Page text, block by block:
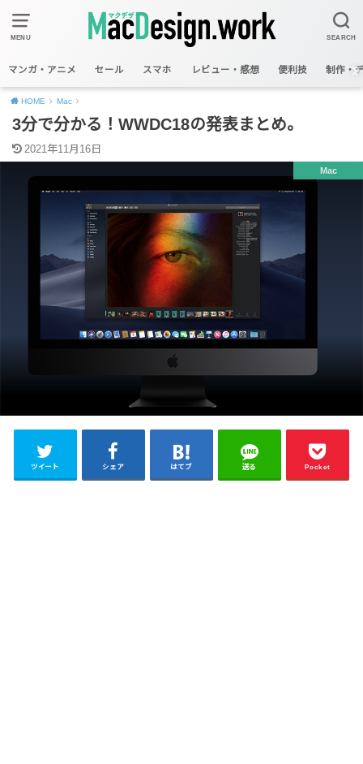
MENU SEARCH
マンガ・アニメ セール スマホ レビュー・感想 便利技 制作・
HOME Mac
3分で分かる！WWDC18の発表まとめ。
2021年11月16日
Mac
ツイート シェア はてブ 送る Pocket